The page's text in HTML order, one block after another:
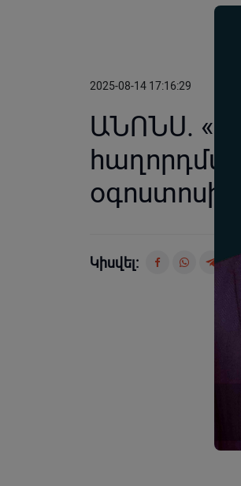
2025-08-14 17:16:29
ԱՆՈՆՍ.
օգոստոսի
Կիսվել: